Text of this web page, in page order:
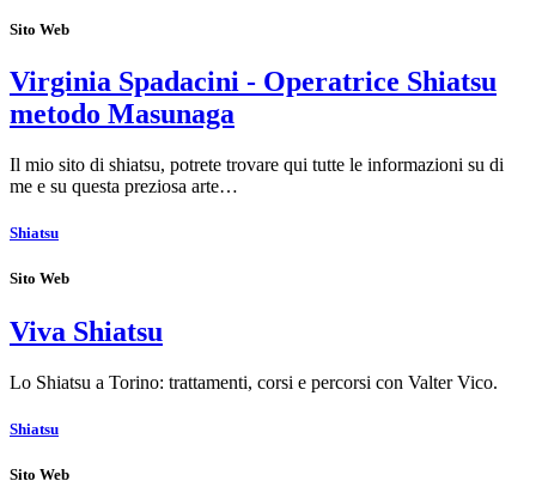
Sito Web
Virginia Spadacini - Operatrice Shiatsu
metodo Masunaga
Il mio sito di shiatsu, potrete trovare qui tutte le informazioni su di
me e su questa preziosa arte…
Shiatsu
Sito Web
Viva Shiatsu
Lo Shiatsu a Torino: trattamenti, corsi e percorsi con Valter Vico.
Shiatsu
Sito Web